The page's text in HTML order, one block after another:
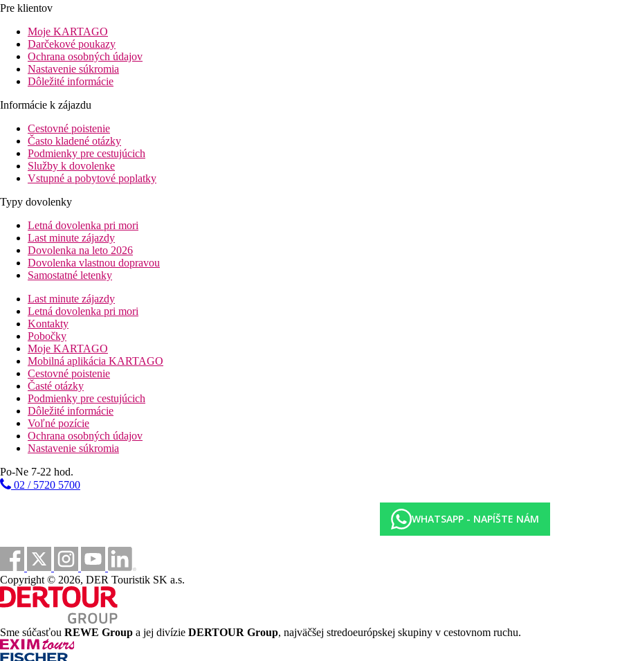
Pre klientov
Moje KARTAGO
Darčekové poukazy
Ochrana osobných údajov
Nastavenie súkromia
Dôležité informácie
Informácie k zájazdu
Cestovné poistenie
Často kladené otázky
Podmienky pre cestujúcich
Služby k dovolenke
Vstupné a pobytové poplatky
Typy dovolenky
Letná dovolenka pri mori
Last minute zájazdy
Dovolenka na leto 2026
Dovolenka vlastnou dopravou
Samostatné letenky
Last minute zájazdy
Letná dovolenka pri mori
Kontakty
Pobočky
Moje KARTAGO
Mobilná aplikácia KARTAGO
Cestovné poistenie
Časté otázky
Podmienky pre cestujúcich
Dôležité informácie
Voľné pozície
Ochrana osobných údajov
Nastavenie súkromia
Po-Ne 7-22 hod.
02 / 5720 5700
WHATSAPP - NAPÍŠTE NÁM
Copyright © 2026, DER Touristik SK a.s.
Sme súčasťou REWE Group a jej divízie DERTOUR Group, najväčšej stredoeurópskej skupiny v cestovnom ruchu.